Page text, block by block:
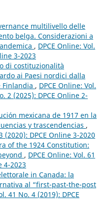
multilivello delle
belga. Considerazioni a
, DPCE Online: Vol.
3-2023
di costituzionalità
ai Paesi nordici dalla
, DPCE Online: Vol.
2 (2025): DPCE Online 2-
mexicana de 1917 en la
y trascendencias ,
(2020): DPCE Online 3-2020
of the 1924 Constitution:
, DPCE Online: Vol. 61
4-2023
in Canada: la
al “first-past-the-post
41 No. 4 (2019): DPCE